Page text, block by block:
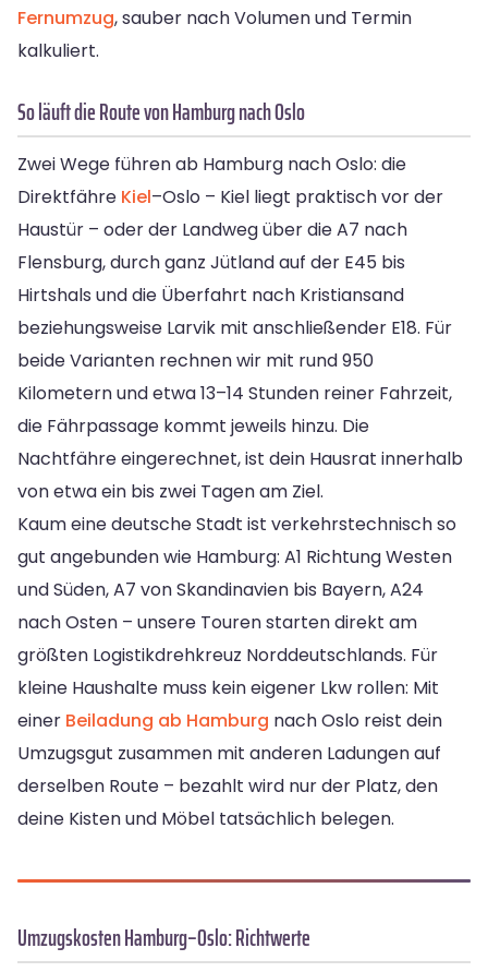
Fernumzug, sauber nach Volumen und Termin
kalkuliert.
So läuft die Route von Hamburg nach Oslo
Zwei Wege führen ab Hamburg nach Oslo: die
Direktfähre Kiel–Oslo – Kiel liegt praktisch vor der
Haustür – oder der Landweg über die A7 nach
Flensburg, durch ganz Jütland auf der E45 bis
Hirtshals und die Überfahrt nach Kristiansand
beziehungsweise Larvik mit anschließender E18. Für
beide Varianten rechnen wir mit rund 950
Kilometern und etwa 13–14 Stunden reiner Fahrzeit,
die Fährpassage kommt jeweils hinzu. Die
Nachtfähre eingerechnet, ist dein Hausrat innerhalb
von etwa ein bis zwei Tagen am Ziel.
Kaum eine deutsche Stadt ist verkehrstechnisch so
gut angebunden wie Hamburg: A1 Richtung Westen
und Süden, A7 von Skandinavien bis Bayern, A24
nach Osten – unsere Touren starten direkt am
größten Logistikdrehkreuz Norddeutschlands. Für
kleine Haushalte muss kein eigener Lkw rollen: Mit
einer Beiladung ab Hamburg nach Oslo reist dein
Umzugsgut zusammen mit anderen Ladungen auf
derselben Route – bezahlt wird nur der Platz, den
deine Kisten und Möbel tatsächlich belegen.
Umzugskosten Hamburg–Oslo: Richtwerte